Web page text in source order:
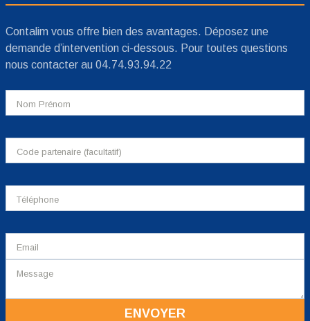
Contalim vous offre bien des avantages. Déposez une
demande d’intervention ci-dessous. Pour toutes questions
nous contacter au 04.74.93.94.22
ENVOYER